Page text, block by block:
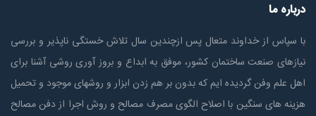
درباره ما
با سپاس از خداوند متعال پس ازچندين سال تلاش خستگی ناپذير و بررسی
نیازهای صنعت ساختمان كشور، موفق به ابداع و بروز آوری روشی آشنا برای
اهل علم وفن گردیده ایم که بدون بر هم زدن ابزار و روشهای موجود و تحمیل
هزینه های سنگین با اصلاح الگوی مصرف مصالح و روش اجرا از دفن مصالح